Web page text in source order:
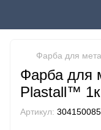
Фарба для
Фарба для
Plastall™
Артикул: